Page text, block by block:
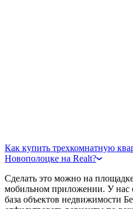
Как купить трехкомнатную
Новополоцке на Realt?
Сделать это можно на
мобильном приложении. У нас
база объектов недвижимости